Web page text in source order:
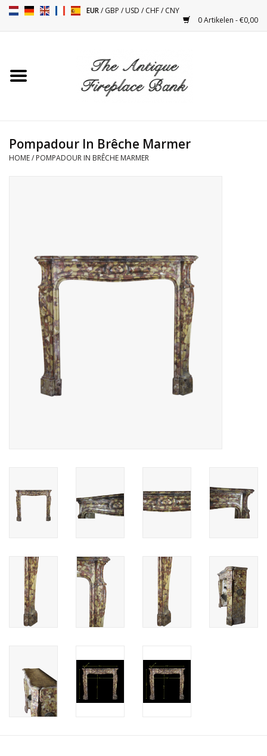
EUR/GBP /USD /CHF/CNY
0 Artikelen - €0,00
Toebehoren
Objecten
Decoratieve Outdoor
Objecten
Vloeren - Steen, Terra Cotta
& Marmer
Login
Pompadour In Brêche Marmer
HOME/ POMPADOUR IN BRÊCHE MARMER